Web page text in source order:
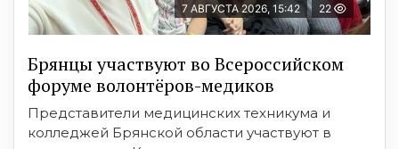
7 АВГУСТА 2026, 15:42 22
Брянцы участвуют во Всероссийском
форуме волонтёров-медиков
Представители медицинских техникума и
колледжей Брянской области участвуют в